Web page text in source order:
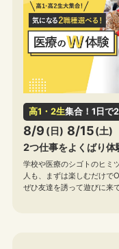
高1・2生集合！1日で
8/9 (日) 8/15(土)
2つ仕事をよくばり
学校や医療のシゴトのヒミ
人も、まずは楽しむだけ
ぜひ友達を誘って遊びに来